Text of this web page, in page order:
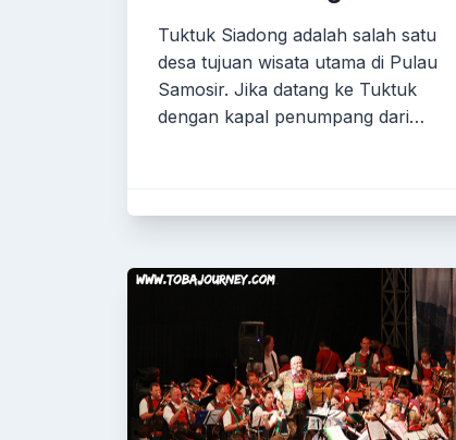
Tuktuk Siadong adalah salah satu
desa tujuan wisata utama di Pulau
Samosir. Jika datang ke Tuktuk
dengan kapal penumpang dari…